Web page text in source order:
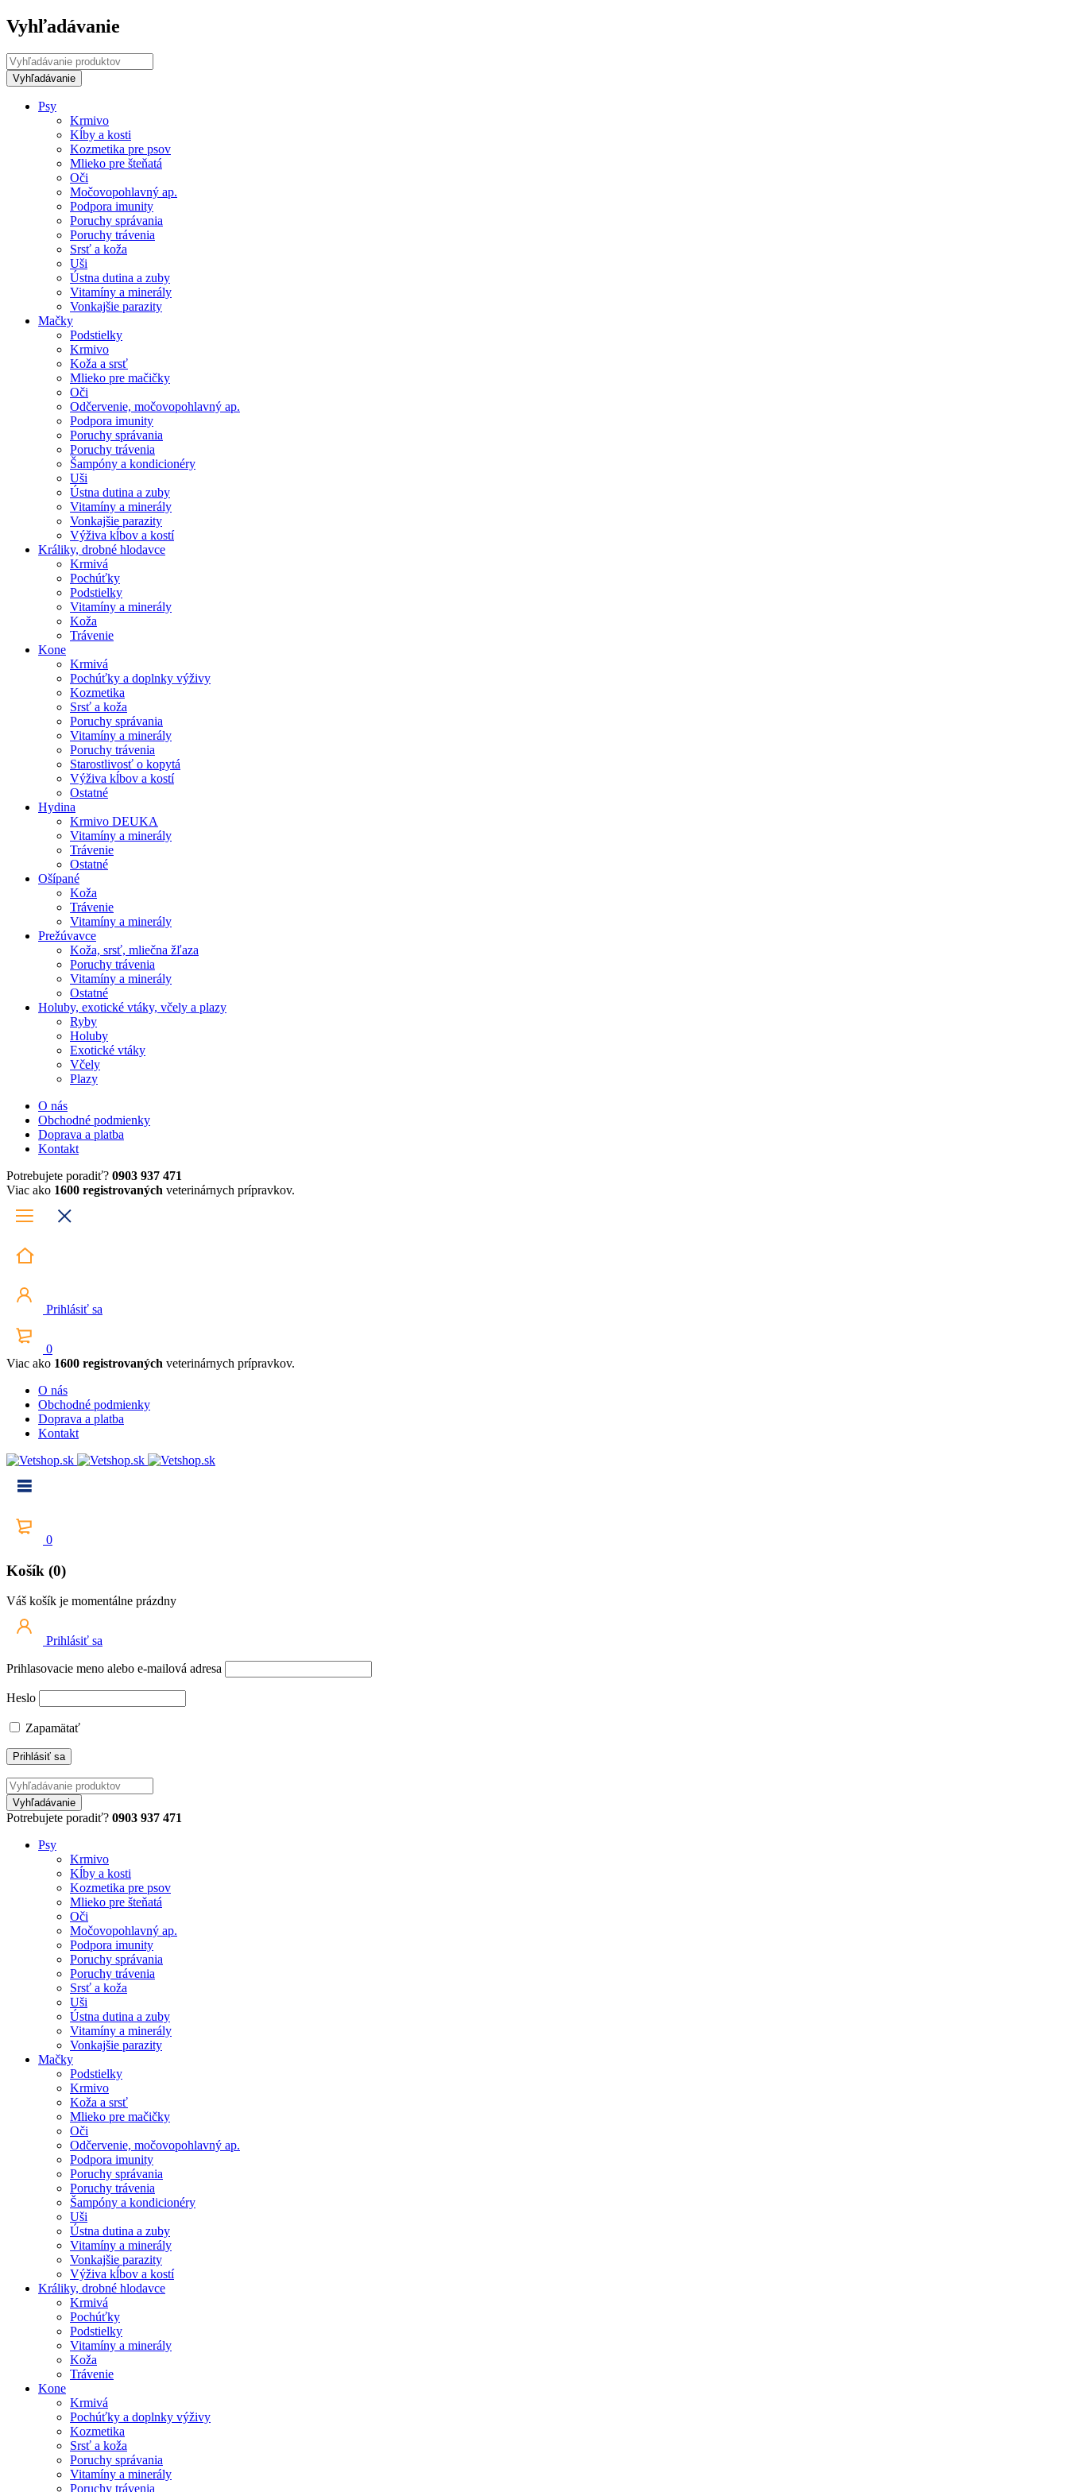
Vyhľadávanie
Psy
Krmivo
Kĺby a kosti
Kozmetika pre psov
Mlieko pre šteňatá
Oči
Močovopohlavný ap.
Podpora imunity
Poruchy správania
Poruchy trávenia
Srsť a koža
Uši
Ústna dutina a zuby
Vitamíny a minerály
Vonkajšie parazity
Mačky
Podstielky
Krmivo
Koža a srsť
Mlieko pre mačičky
Oči
Odčervenie, močovopohlavný ap.
Podpora imunity
Poruchy správania
Poruchy trávenia
Šampóny a kondicionéry
Uši
Ústna dutina a zuby
Vitamíny a minerály
Vonkajšie parazity
Výživa kĺbov a kostí
Králiky, drobné hlodavce
Krmivá
Pochúťky
Podstielky
Vitamíny a minerály
Koža
Trávenie
Kone
Krmivá
Pochúťky a doplnky výživy
Kozmetika
Srsť a koža
Poruchy správania
Vitamíny a minerály
Poruchy trávenia
Starostlivosť o kopytá
Výživa kĺbov a kostí
Ostatné
Hydina
Krmivo DEUKA
Vitamíny a minerály
Trávenie
Ostatné
Ošípané
Koža
Trávenie
Vitamíny a minerály
Prežúvavce
Koža, srsť, mliečna žľaza
Poruchy trávenia
Vitamíny a minerály
Ostatné
Holuby, exotické vtáky, včely a plazy
Ryby
Holuby
Exotické vtáky
Včely
Plazy
O nás
Obchodné podmienky
Doprava a platba
Kontakt
Potrebujete poradiť? 0903 937 471
Viac ako 1600 registrovaných veterinárnych prípravkov.
Prihlásiť sa
0
Viac ako 1600 registrovaných veterinárnych prípravkov.
O nás
Obchodné podmienky
Doprava a platba
Kontakt
0
Košík (0)
Váš košík je momentálne prázdny
Prihlásiť sa
Prihlasovacie meno alebo e-mailová adresa
Heslo
Zapamätať
Potrebujete poradiť? 0903 937 471
Psy
Krmivo
Kĺby a kosti
Kozmetika pre psov
Mlieko pre šteňatá
Oči
Močovopohlavný ap.
Podpora imunity
Poruchy správania
Poruchy trávenia
Srsť a koža
Uši
Ústna dutina a zuby
Vitamíny a minerály
Vonkajšie parazity
Mačky
Podstielky
Krmivo
Koža a srsť
Mlieko pre mačičky
Oči
Odčervenie, močovopohlavný ap.
Podpora imunity
Poruchy správania
Poruchy trávenia
Šampóny a kondicionéry
Uši
Ústna dutina a zuby
Vitamíny a minerály
Vonkajšie parazity
Výživa kĺbov a kostí
Králiky, drobné hlodavce
Krmivá
Pochúťky
Podstielky
Vitamíny a minerály
Koža
Trávenie
Kone
Krmivá
Pochúťky a doplnky výživy
Kozmetika
Srsť a koža
Poruchy správania
Vitamíny a minerály
Poruchy trávenia